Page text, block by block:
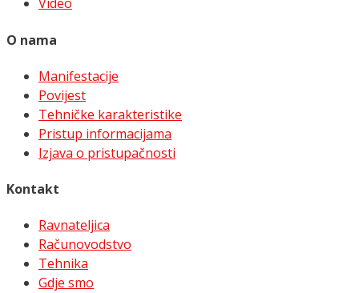
O nama
Manifestacije
Povijest
Tehničke karakteristike
Pristup informacijama
Izjava o pristupačnosti
Kontakt
Ravnateljica
Računovodstvo
Tehnika
Gdje smo